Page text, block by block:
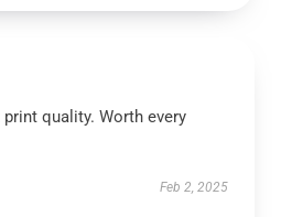
quality. Worth every
Feb 2, 2025